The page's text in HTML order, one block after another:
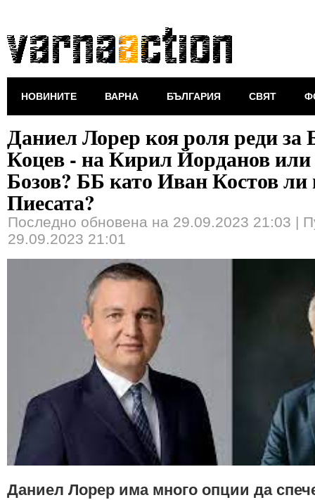
НОВИНИТЕ ВАРНА БЪЛГАРИЯ СВЯТ
Даниел Лорер коя роля реди за
Коцев - на Кирил Йорданов
Бозов? ББ като Иван Костов ли
Пиесата?
Последно обновена на 29.09.2023 21:03 |
29.09.2023 21:01
Даниел Лорер има много опции да